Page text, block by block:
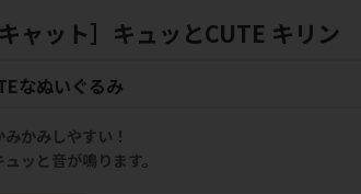
キャット］キュッとCUTE キリン
なぬいぐるみ
かみしやすい！
ッと音が鳴ります。